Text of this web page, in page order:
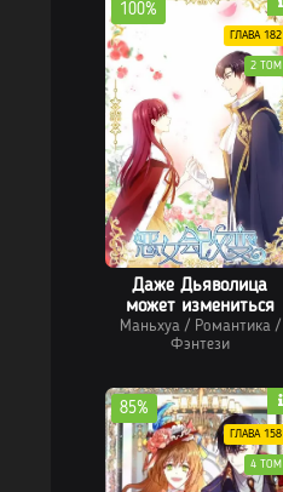
Даже Дьяволица
может измениться
Маньхуа/ Романтика/
Фэнтези
100%
ГЛАВА 182
2 ТОМ
85%
ГЛАВА 158
4 ТОМ